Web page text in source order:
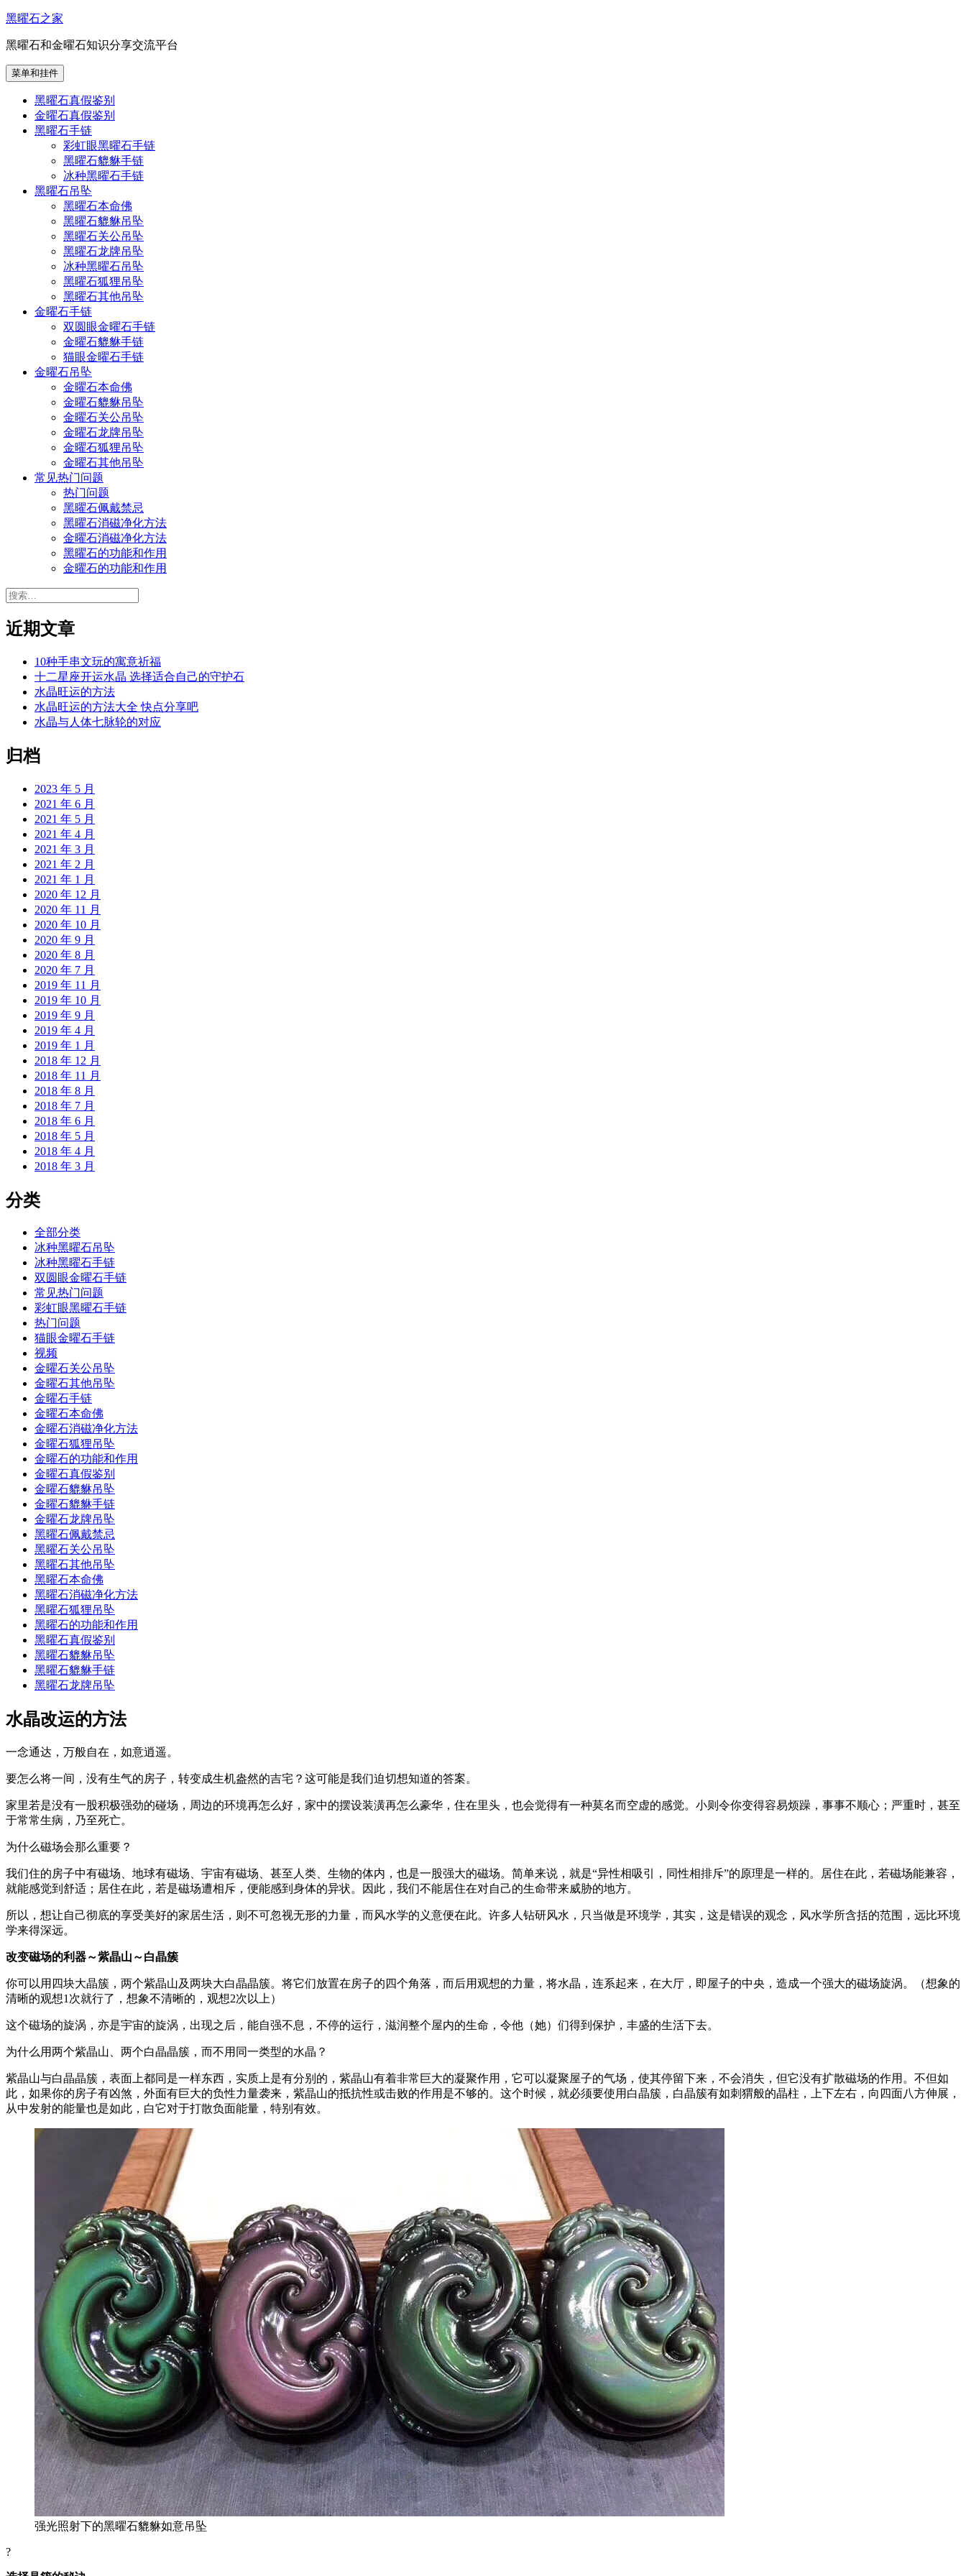
跳
内
容
黑曜石之家
黑曜石和金曜石知识分享交流平台
菜单和挂件
黑曜石真假鉴别
金曜石真假鉴别
黑曜石手链
彩虹眼黑曜石手链
黑曜石貔貅手链
冰种黑曜石手链
黑曜石吊坠
黑曜石本命佛
黑曜石貔貅吊坠
黑曜石关公吊坠
黑曜石龙牌吊坠
冰种黑曜石吊坠
黑曜石狐狸吊坠
黑曜石其他吊坠
金曜石手链
双圆眼金曜石手链
金曜石貔貅手链
猫眼金曜石手链
金曜石吊坠
金曜石本命佛
金曜石貔貅吊坠
金曜石关公吊坠
金曜石龙牌吊坠
金曜石狐狸吊坠
金曜石其他吊坠
常见热门问题
热门问题
黑曜石佩戴禁忌
黑曜石消磁净化方法
金曜石消磁净化方法
黑曜石的功能和作用
金曜石的功能和作用
搜
近期文章
10种手串文玩的寓意祈福
十二星座开运水晶 选择适合自己的守护石
水晶旺运的方法
水晶旺运的方法大全 快点分享吧
水晶与人体七脉轮的对应
归档
2023 年 5 月
2021 年 6 月
2021 年 5 月
2021 年 4 月
2021 年 3 月
2021 年 2 月
2021 年 1 月
2020 年 12 月
2020 年 11 月
2020 年 10 月
2020 年 9 月
2020 年 8 月
2020 年 7 月
2019 年 11 月
2019 年 10 月
2019 年 9 月
2019 年 4 月
2019 年 1 月
2018 年 12 月
2018 年 11 月
2018 年 8 月
2018 年 7 月
2018 年 6 月
2018 年 5 月
2018 年 4 月
2018 年 3 月
分类
全部分类
冰种黑曜石吊坠
冰种黑曜石手链
双圆眼金曜石手链
常见热门问题
彩虹眼黑曜石手链
热门问题
猫眼金曜石手链
视频
金曜石关公吊坠
金曜石其他吊坠
金曜石手链
金曜石本命佛
金曜石消磁净化方法
金曜石狐狸吊坠
金曜石的功能和作用
金曜石真假鉴别
金曜石貔貅吊坠
金曜石貔貅手链
金曜石龙牌吊坠
黑曜石佩戴禁忌
黑曜石关公吊坠
黑曜石其他吊坠
黑曜石本命佛
黑曜石消磁净化方法
黑曜石狐狸吊坠
黑曜石的功能和作用
黑曜石真假鉴别
黑曜石貔貅吊坠
黑曜石貔貅手链
黑曜石龙牌吊坠
水晶改运的方法
一念通达，万般自在，如意逍遥。
要怎么将一间，没有生气的房子，转变成生机盎然的吉宅？这可能是我们迫切想知道的答案。
家里若是没有一股积极强劲的碰场，周边的环境再怎么好，家中的摆设装潢再怎么豪华，住在里头，也会觉得有一种莫名而空虚的感觉。小则令你变得容易烦躁，事事不顺心；严重时，甚至
于常常生病，乃至死亡。
为什么磁场会那么重要？
我们住的房子中有磁场、地球有磁场、宇宙有磁场、甚至人类、生物的体内，也是一股强大的磁场。简单来说，就是“异性相吸引，同性相排斥”的原理是一样的。居住在此，若磁场能兼容，
就能感觉到舒适；居住在此，若是磁场遭相斥，便能感到身体的异状。因此，我们不能居住在对自己的生命带来威胁的地方。
所以，想让自己彻底的享受美好的家居生活，则不可忽视无形的力量，而风水学的义意便在此。许多人钻研风水，只当做是环境学，其实，这是错误的观念，风水学所含括的范围，远比环境
学来得深远。
改变磁场的利器～紫晶山～白晶簇
你可以用四块大晶簇，两个紫晶山及两块大白晶晶簇。将它们放置在房子的四个角落，而后用观想的力量，将水晶，连系起来，在大厅，即屋子的中央，造成一个强大的磁场旋涡。（想象的
清晰的观想1次就行了，想象不清晰的，观想2次以上）
这个磁场的旋涡，亦是宇宙的旋涡，出现之后，能自强不息，不停的运行，滋润整个屋内的生命，令他（她）们得到保护，丰盛的生活下去。
为什么用两个紫晶山、两个白晶晶簇，而不用同一类型的水晶？
紫晶山与白晶晶簇，表面上都同是一样东西，实质上是有分别的，紫晶山有着非常巨大的凝聚作用，它可以凝聚屋子的气场，使其停留下来，不会消失，但它没有扩散磁场的作用。不但如
此，如果你的房子有凶煞，外面有巨大的负性力量袭来，紫晶山的抵抗性或击败的作用是不够的。这个时候，就必须要使用白晶簇，白晶簇有如刺猬般的晶柱，上下左右，向四面八方伸展，
从中发射的能量也是如此，白它对于打散负面能量，特别有效。
强光照射下的黑曜石貔貅如意吊坠
?